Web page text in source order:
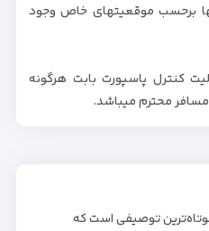
برحسب موقعیتهای خاص وجود
کنترل پاسپورت بابت هرگونه
محترم میباشد.
توصیفی است که